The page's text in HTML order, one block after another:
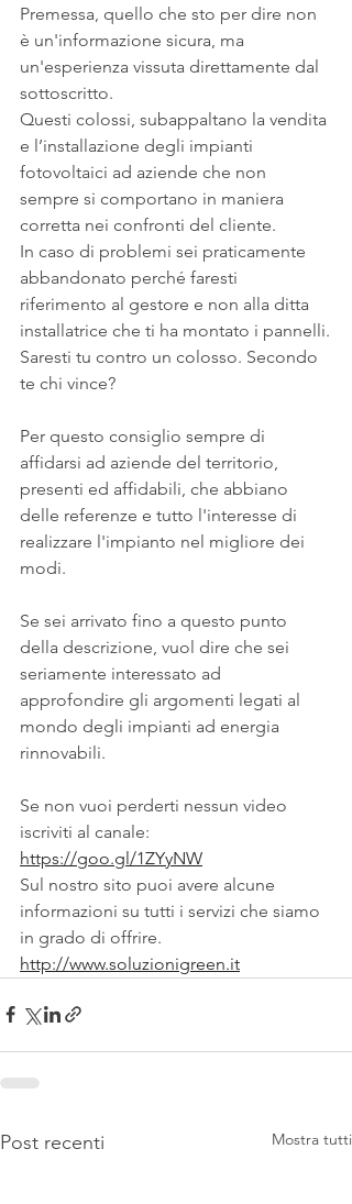
Premessa, quello che sto per dire non
è un'informazione sicura, ma
un'esperienza vissuta direttamente dal
sottoscritto.
Questi colossi, subappaltano la vendita
e l’installazione degli impianti
fotovoltaici ad aziende che non
sempre si comportano in maniera
corretta nei confronti del cliente.
In caso di problemi sei praticamente
abbandonato perché faresti
riferimento al gestore e non alla ditta
installatrice che ti ha montato i pannelli.
Saresti tu contro un colosso. Secondo
te chi vince?
Per questo consiglio sempre di
affidarsi ad aziende del territorio,
presenti ed affidabili, che abbiano
delle referenze e tutto l'interesse di
realizzare l'impianto nel migliore dei
modi.
Se sei arrivato fino a questo punto
della descrizione, vuol dire che sei
seriamente interessato ad
approfondire gli argomenti legati al
mondo degli impianti ad energia
rinnovabili.
Se non vuoi perderti nessun video
iscriviti al canale:
https://goo.gl/1ZYyNW
Sul nostro sito puoi avere alcune
informazioni su tutti i servizi che siamo
in grado di offrire.
http://www.soluzionigreen.it
Post recenti Mostra tutti